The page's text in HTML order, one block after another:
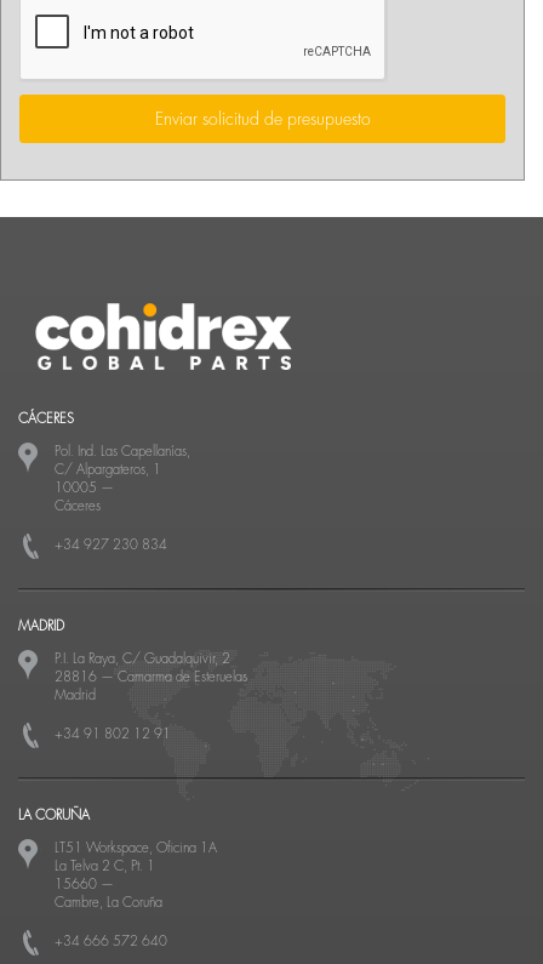
Enviar solicitud de presupuesto
CÁCERES
Pol. Ind. Las Capellanías,
C/ Alpargateros, 1
10005 —
Cáceres
+34 927 230 834
MADRID
P.I. La Raya, C/ Guadalquivir, 2
28816 — Camarma de Esteruelas
Madrid
+34 91 802 12 91
LA CORUÑA
LT51 Workspace, Oficina 1A
La Telva 2 C, Pt. 1
15660 —
Cambre, La Coruña
+34 666 572 640